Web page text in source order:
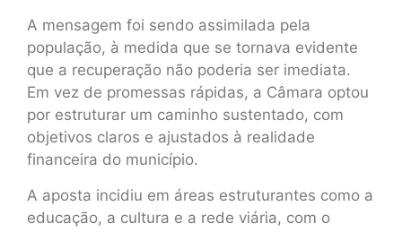
A mensagem foi sendo assimilada pela
população, à medida que se tornava evidente
que a recuperação não poderia ser imediata.
Em vez de promessas rápidas, a Câmara optou
por estruturar um caminho sustentado, com
objetivos claros e ajustados à realidade
financeira do município.
A aposta incidiu em áreas estruturantes como a
educação, a cultura e a rede viária, com o